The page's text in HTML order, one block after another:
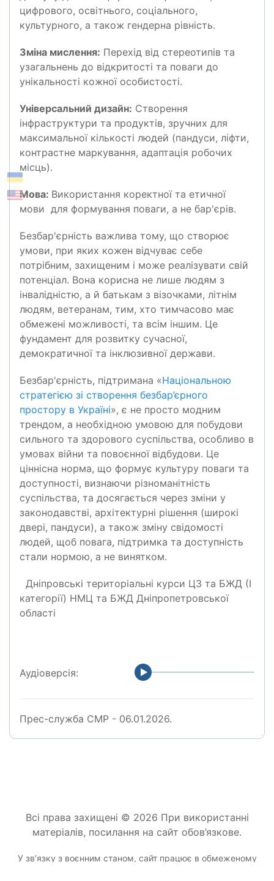
цифрового, освітнього, соціального,
культурного, а також гендерна рівність.
Зміна мислення: Перехід від стереотипів та
узагальнень до відкритості та поваги до
унікальності кожної особистості.
Універсальний дизайн: Створення
інфраструктури та продуктів, зручних для
максимальної кількості людей (пандуси, ліфти,
контрастне маркування, адаптація робочих
місць).
Мова: Використання коректної та етичної
мови для формування поваги, а не бар'єрів.
Безбар'єрність важлива тому, що створює
умови, при яких кожен відчуває себе
потрібним, захищеним і може реалізувати свій
потенціал. Вона корисна не лише людям з
інвалідністю, а й батькам з візочками, літнім
людям, ветеранам, тим, хто тимчасово має
обмежені можливості, та всім іншим. Це
фундамент для розвитку сучасної,
демократичної та інклюзивної держави.
Безбар'єрність, підтримана «Національною
стратегією зі створення безбар’єрного
простору в Україні», є не просто модним
трендом, а необхідною умовою для побудови
сильного та здорового суспільства, особливо в
умовах війни та повоєнної відбудови. Це
ціннісна норма, що формує культуру поваги та
доступності, визнаючи різноманітність
суспільства, та досягається через зміни у
законодавстві, архітектурні рішення (широкі
двері, пандуси), а також зміну свідомості
людей, щоб повага, підтримка та доступність
стали нормою, а не винятком.
Дніпровські територіальні курси ЦЗ та БЖД (I
категорії) НМЦ та БЖД Дніпропетровської
області
Аудіоверсія:
Прес-служба СМР - 06.01.2026.
Всі права захищені © 2026 При використанні
матеріалів, посилання на сайт обов’язкове.
У звʼязку з воєнним станом, сайт працює в обмеженому